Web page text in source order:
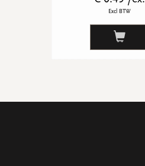
Excl BTW